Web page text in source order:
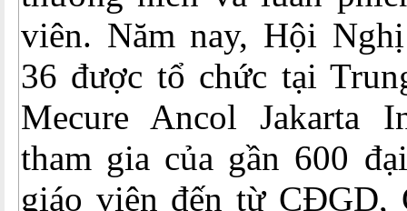
viên. Năm nay, Hội
36 được tổ chức tại
Mecure Ancol Jakarta
tham gia của gần 600
giáo viên đến từ CĐGD,